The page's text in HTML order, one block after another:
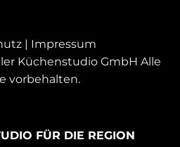
| Impressum
Küchenstudio GmbH Alle
vorbehalten.
FÜR DIE REGION